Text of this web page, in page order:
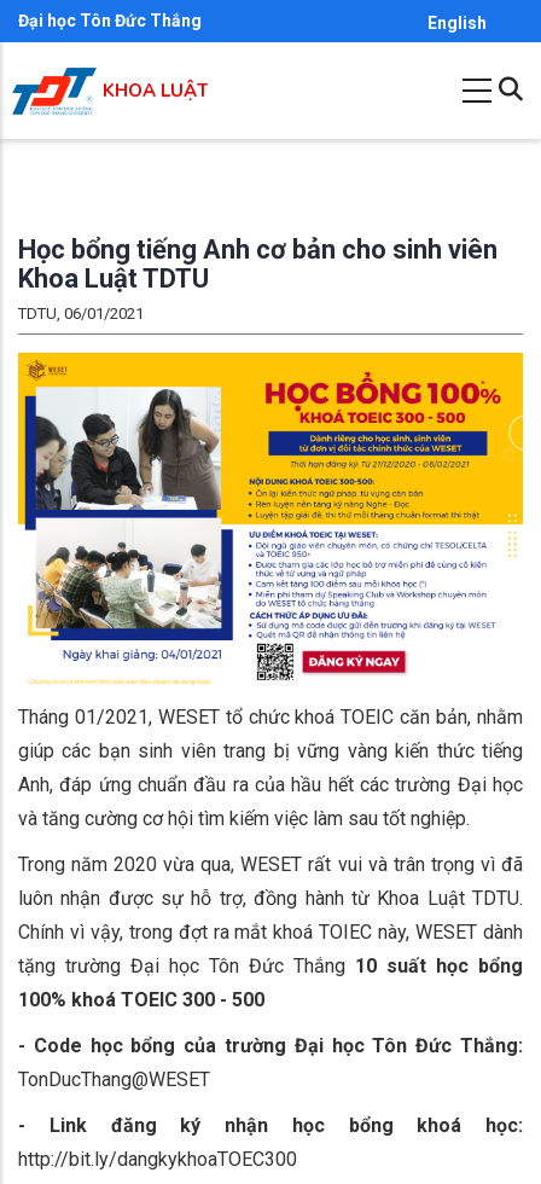
Nhảy
đến
nội
dung
Đại học Tôn Đức Thắng English
KHOA LUẬT
Học bổng tiếng Anh cơ bản cho sinh viên
Khoa Luật TDTU
TDTU, 06/01/2021
Tháng 01/2021, WESET tổ chức khoá TOEIC căn bản, nhằm
giúp các bạn sinh viên trang bị vững vàng kiến thức tiếng
Anh, đáp ứng chuẩn đầu ra của hầu hết các trường Đại học
và tăng cường cơ hội tìm kiếm việc làm sau tốt nghiệp.
Trong năm 2020 vừa qua, WESET rất vui và trân trọng vì đã
luôn nhận được sự hỗ trợ, đồng hành từ Khoa Luật TDTU.
Chính vì vậy, trong đợt ra mắt khoá TOIEC này, WESET dành
tặng trường Đại học Tôn Đức Thắng 10 suất học bổng
100% khoá TOEIC 300 - 500
- Code học bổng của trường Đại học Tôn Đức Thắng:
TonDucThang@WESET
- Link đăng ký nhận học bổng khoá học:
http://bit.ly/dangkykhoaTOEC300